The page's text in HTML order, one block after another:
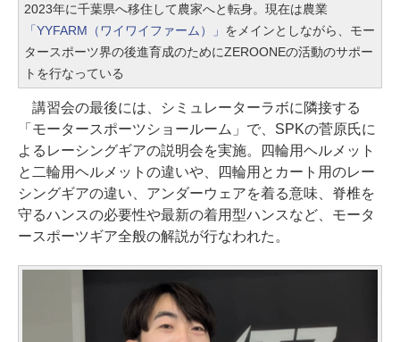
2023年に千葉県へ移住して農家へと転身。現在は農業
「YYFARM（ワイワイファーム）」 をメインとしながら、モー
タースポーツ界の後進育成のためにZEROONEの活動のサポー
トを行なっている
講習会の最後には、シミュレーターラボに隣接する
「モータースポーツショールーム」で、SPKの菅原氏に
よるレーシングギアの説明会を実施。四輪用ヘルメット
と二輪用ヘルメットの違いや、四輪用とカート用のレー
シングギアの違い、アンダーウェアを着る意味、脊椎を
守るハンスの必要性や最新の着用型ハンスなど、モータ
ースポーツギア全般の解説が行なわれた。